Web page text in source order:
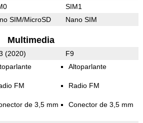
SIM1
SIM/MicroSD Nano SIM
Multimedia
(2020) F9
FM
de 3,5 mm
Altoparlante
Radio FM
Conector de 3,5 mm